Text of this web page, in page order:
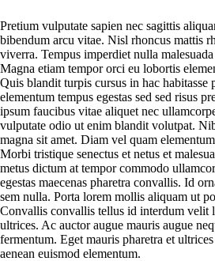
Pretium vulputate sapien nec sagittis
bibendum arcu vitae. Nisl rhoncus mattis
viverra. Tempus imperdiet nulla
Magna etiam tempor orci eu lobortis
Quis blandit turpis cursus in hac habitasse
elementum tempus egestas sed sed risus
ipsum faucibus vitae aliquet nec
vulputate odio ut enim blandit volutpat.
magna sit amet. Diam vel quam
Morbi tristique senectus et netus et
metus dictum at tempor commodo
egestas maecenas pharetra convallis. Id
sem nulla. Porta lorem mollis aliquam ut
Convallis convallis tellus id interdum velit
ultrices. Ac auctor augue mauris augue
fermentum. Eget mauris pharetra et
aenean euismod elementum.